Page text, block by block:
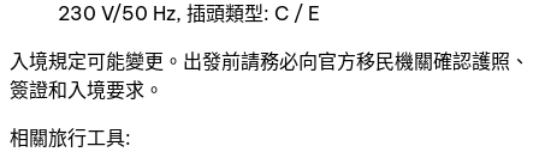
230 V/50 Hz, 插頭類型: C / E
入境規定可能變更。出發前請務必向官方移民機關確認護照、
簽證和入境要求。
相關旅行工具: